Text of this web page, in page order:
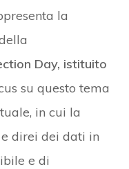
la
Day, istituito
su questo tema
in cui la
direi dei dati in
e di